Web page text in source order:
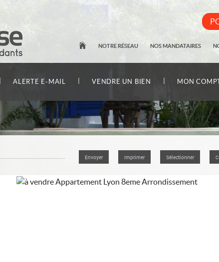
NOTRE RÉSEAU NOS MANDATAIRES
ALERTE E-MAIL VENDRE UN BIEN MON
Envoyer Imprimer Sélectionner